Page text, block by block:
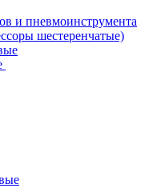
и пневмоинструмента
шестеренчатые)